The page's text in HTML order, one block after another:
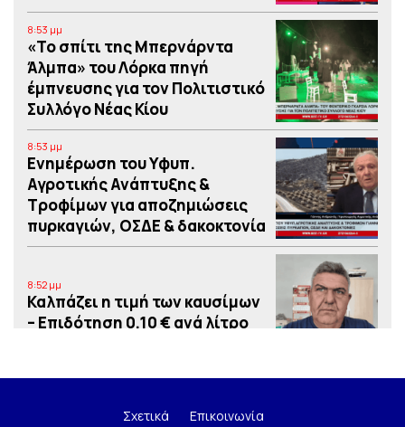
8:53 μμ
«Το σπίτι της Μπερνάρντα
Άλμπα» του Λόρκα πηγή
έμπνευσης για τον Πολιτιστικό
Συλλόγο Νέας Κίου
8:53 μμ
Eνημέρωση του Υφυπ.
Αγροτικής Ανάπτυξης &
Τροφίμων για αποζημιώσεις
πυρκαγιών, ΟΣΔΕ & δακοκτονία
8:52 μμ
Καλπάζει η τιμή των καυσίμων
– Eπιδότηση 0,10 € ανά λίτρο
Απόπειρα διάρρηξης σε
Σχετικά Επικοινωνία